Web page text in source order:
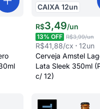
CAIXA 12un
R$3,49/un
13% OFF R$3,99/un
R$41,88/cx 12un
Cerveja Amstel
Lata Sleek 350ml
c/ 12)